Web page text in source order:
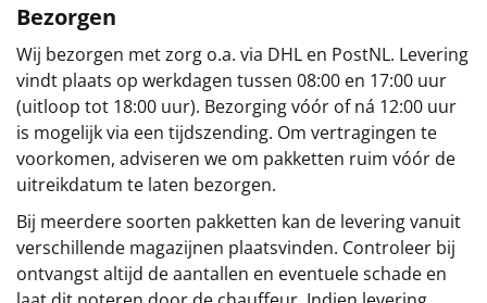
Bezorgen
Wij bezorgen met zorg o.a. via DHL en PostNL. Levering
vindt plaats op werkdagen tussen 08:00 en 17:00 uur
(uitloop tot 18:00 uur). Bezorging vóór of ná 12:00 uur
is mogelijk via een tijdszending. Om vertragingen te
voorkomen, adviseren we om pakketten ruim vóór de
uitreikdatum te laten bezorgen.
Bij meerdere soorten pakketten kan de levering vanuit
verschillende magazijnen plaatsvinden. Controleer bij
ontvangst altijd de aantallen en eventuele schade en